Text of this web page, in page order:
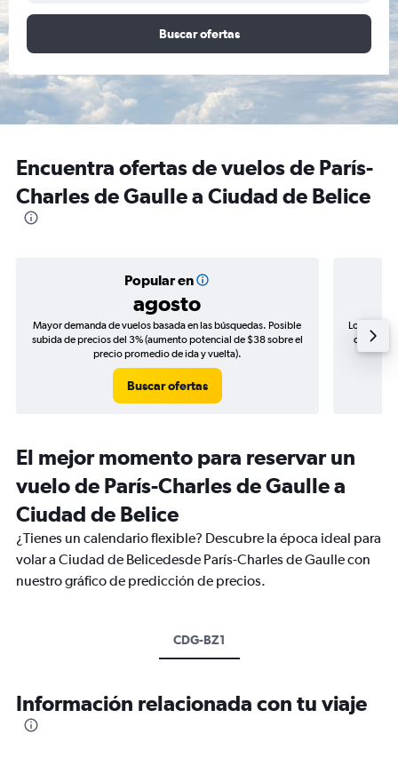
Buscar ofertas
Encuentra ofertas de vuelos de París-
Charles de Gaulle a Ciudad de Belice
Popular en
agosto
Mayor demanda de vuelos basada en las búsquedas. Posible
subida de precios del 3% (aumento potencial de $38 sobre el
precio promedio de ida y vuelta).
Buscar ofertas
Los
de
El mejor momento para reservar un
vuelo de París-Charles de Gaulle a
Ciudad de Belice
¿Tienes un calendario flexible? Descubre la época ideal para
volar a Ciudad de Belicedesde París-Charles de Gaulle con
nuestro gráfico de predicción de precios.
CDG-BZ1
Información relacionada con tu viaje